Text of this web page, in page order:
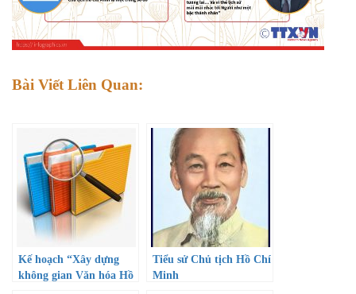
Bài Viết Liên Quan:
Kế hoạch “Xây dựng
không gian Văn hóa Hồ
Tiểu sử Chủ tịch Hồ Chí
Minh